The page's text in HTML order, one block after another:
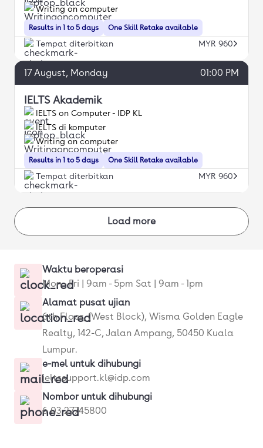
Results in 1 to 5 days
Writing on computer
One Skill Retake available
Tempat diterbitkan MYR 960
17 August, Monday 01:00 PM
IELTS Akademik
IELTS on Computer - IDP KL
Results in 1 to 5 days
IELTS di komputer
Writing on computer
One Skill Retake available
Tempat diterbitkan MYR 960
Load more
Waktu beroperasi
Mon - Fri | 9am - 5pm Sat | 9am - 1pm
Alamat pusat ujian
6th Floor, (West Block), Wisma Golden Eagle
Realty, 142-C, Jalan Ampang, 50450 Kuala
Lumpur.
e-mel untuk dihubungi
ieltssupport.kl@idp.com
Nombor untuk dihubungi
6 03 27745800